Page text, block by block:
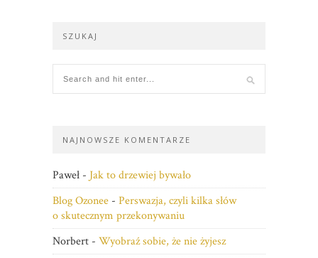
SZUKAJ
NAJNOWSZE KOMENTARZE
Paweł - Jak to drzewiej bywało
Blog Ozonee - Perswazja, czyli kilka słów
o skutecznym przekonywaniu
Norbert - Wyobraź sobie, że nie żyjesz